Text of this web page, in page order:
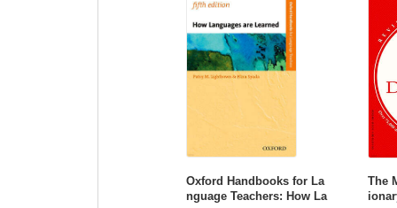
Oxford Handbooks for La
nguage Teachers: How La
The